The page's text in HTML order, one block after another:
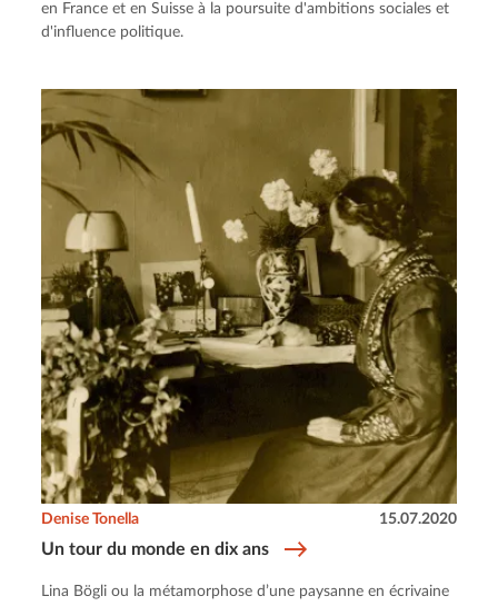
en France et en Suisse à la poursuite d'ambitions sociales et
d'influence politique.
Un tour du monde en dix ans
Denise Tonella 15.07.2020
Lina Bögli ou la métamorphose d’une paysanne en écrivaine